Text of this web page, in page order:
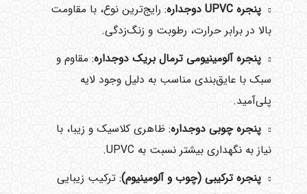
پنجره UPVC دوجداره
: رایج‌ترین نوع، با مقاومت
بالا در برابر حرارت، رطوبت و زنگ‌زدگی.
پنجره آلومینیومی ترمال بریک دوجداره: مقاوم و
سبک با عایق‌بندی مناسب به دلیل وجود لایه
پلی‌آمید.
پنجره چوبی دوجداره: ظاهری کلاسیک و زیبا، با
نیاز به نگهداری بیشتر نسبت به UPVC.
پنجره ترکیبی (چوب و آلومینیوم): ترکیب زیبایی